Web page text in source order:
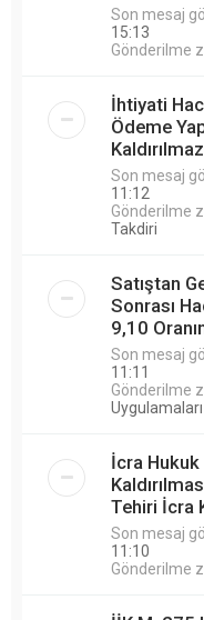
Son mesaj
15:13
Gönderilme
İhtiyati
Ödeme
Kaldırılmaz
Son mesaj
11:12
Gönderilme
Takdiri
Satıştan
Sonrası
9,10
Son mesaj
11:11
Gönderilme
Uygulamaları
İcra
Tehiri İcra
Son mesaj
11:10
Gönderilme